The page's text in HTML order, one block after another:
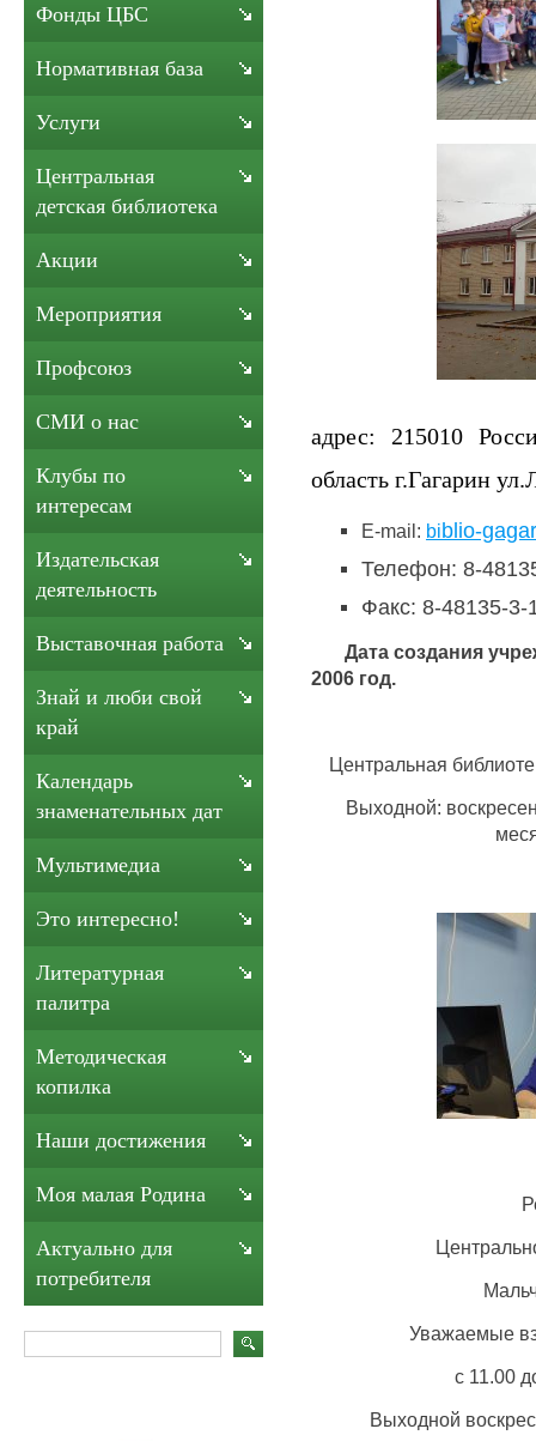
адрес: 215010
область г.Гагарин
E-mail: biblio-
Телефон: 8-
Факс: 8-48135-3-
Дата создания
2006 год.
Центральная
Выходной:
Уважаемые
с 11.00
Выходной
Фонды ЦБС
Нормативная база
Услуги
Центральная
детская библиотека
Акции
Мероприятия
Профсоюз
СМИ о нас
Клубы по
интересам
Издательская
деятельность
Выставочная работа
Знай и люби свой
край
Календарь
знаменательных дат
Мультимедиа
Это интересно!
Литературная
палитра
Методическая
копилка
Наши достижения
Моя малая Родина
Актуально для
потребителя